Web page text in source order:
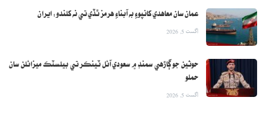
عمان سان معاهدي کانپوءِ به آبناءِ هرمز ٿڏي تي نه کلندو: ايران
اگست 5, 2026
حوثين جو ڳاڙهي سمنڊ ۾ سعودي آئل ٽينڪر تي بيلسٽڪ ميزائلن سان
حملو
اگست 5, 2026